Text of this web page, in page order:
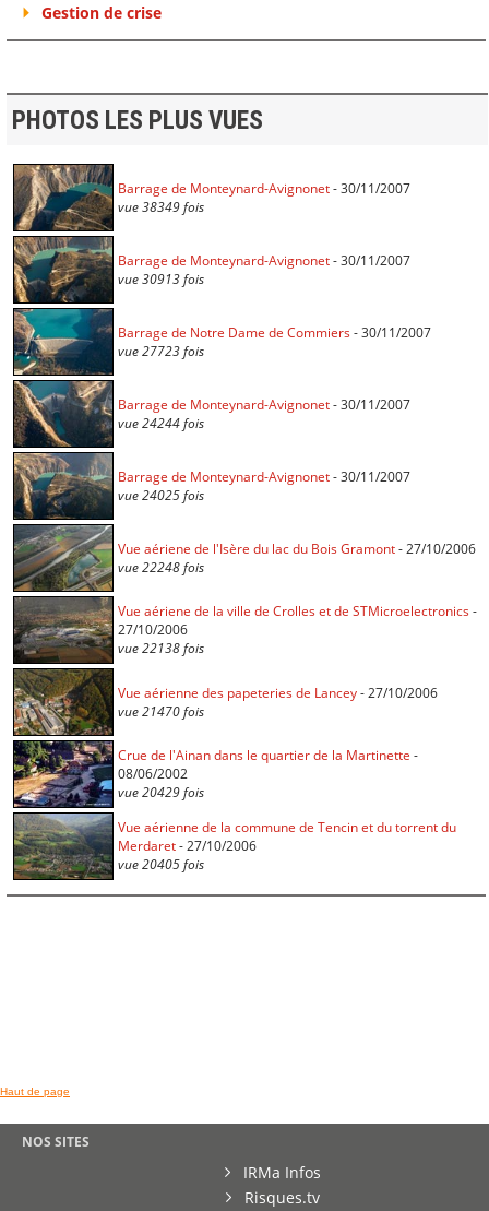
Gestion de crise
PHOTOS LES PLUS VUES
Barrage de Monteynard-Avignonet- 30/11/2007
vue 38349 fois
Barrage de Monteynard-Avignonet- 30/11/2007
vue 30913 fois
Barrage de Notre Dame de Commiers- 30/11/2007
vue 27723 fois
Barrage de Monteynard-Avignonet- 30/11/2007
vue 24244 fois
Barrage de Monteynard-Avignonet- 30/11/2007
vue 24025 fois
Vue aériene de l'Isère du lac du Bois Gramont- 27/10/2006
vue 22248 fois
Vue aériene de la ville de Crolles et de STMicroelectronics-
27/10/2006
vue 22138 fois
Vue aérienne des papeteries de Lancey- 27/10/2006
vue 21470 fois
Crue de l'Ainan dans le quartier de la Martinette -
08/06/2002
vue 20429 fois
Vue aérienne de la commune de Tencin et du torrent du
Merdaret- 27/10/2006
vue 20405 fois
Haut de page
NOS SITES
IRMa Infos
Risques.tv